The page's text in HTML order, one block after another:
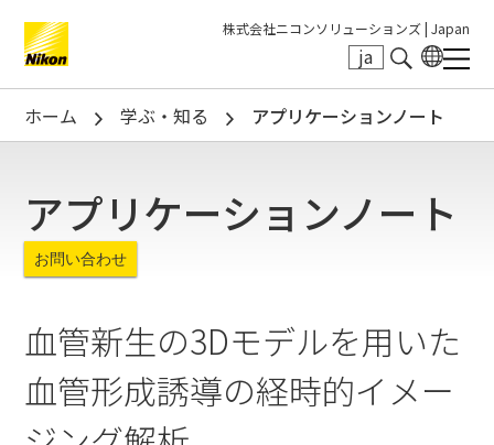
株式会社ニコンソリューションズ | Japan
ja
Search keyword(s)
ホーム 学ぶ・知る アプリケーションノート
アプリケーションノート
お問い合わせ
血管新生の3Dモデルを用いた
血管形成誘導の経時的イメー